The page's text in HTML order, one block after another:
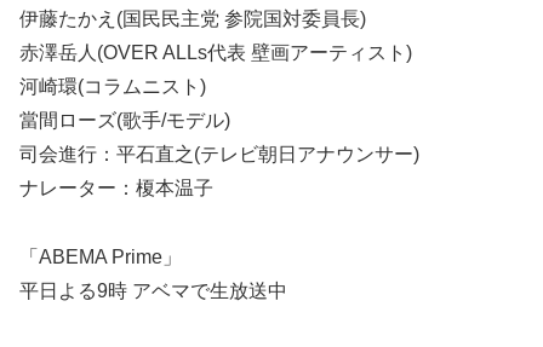
伊藤たかえ(国民民主党 参院国対委員長)
赤澤岳人(OVER ALLs代表 壁画アーティスト)
河崎環(コラムニスト)
當間ローズ(歌手/モデル)
司会進行：平石直之(テレビ朝日アナウンサー)
ナレーター：榎本温子
「ABEMA Prime」
平日よる9時 アベマで生放送中